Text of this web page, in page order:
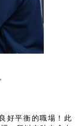
好平衡的職場！此